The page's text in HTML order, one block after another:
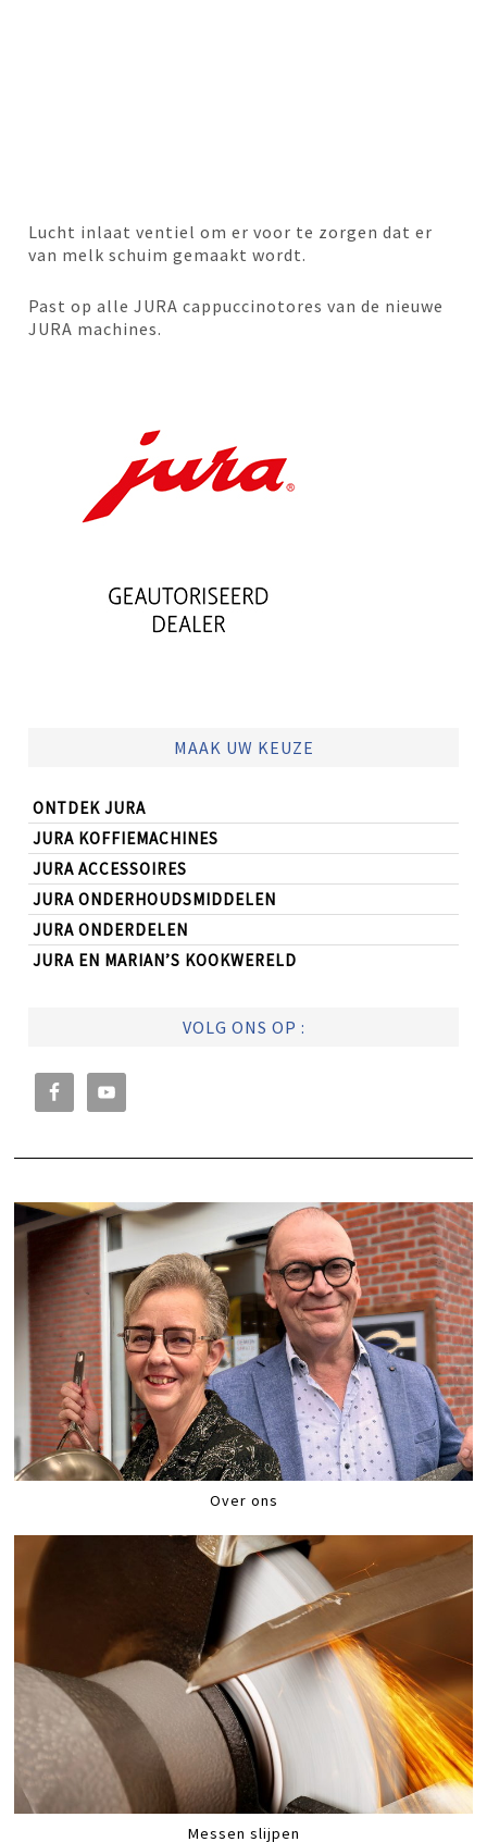
Lucht inlaat ventiel om er voor te zorgen dat er
van melk schuim gemaakt wordt.
Past op alle JURA cappuccinotores van de nieuwe
JURA machines.
MAAK UW KEUZE
ONTDEK JURA
JURA KOFFIEMACHINES
JURA ACCESSOIRES
JURA ONDERHOUDSMIDDELEN
JURA ONDERDELEN
JURA EN MARIAN’S KOOKWERELD
VOLG ONS OP :
Over ons
Messen slijpen